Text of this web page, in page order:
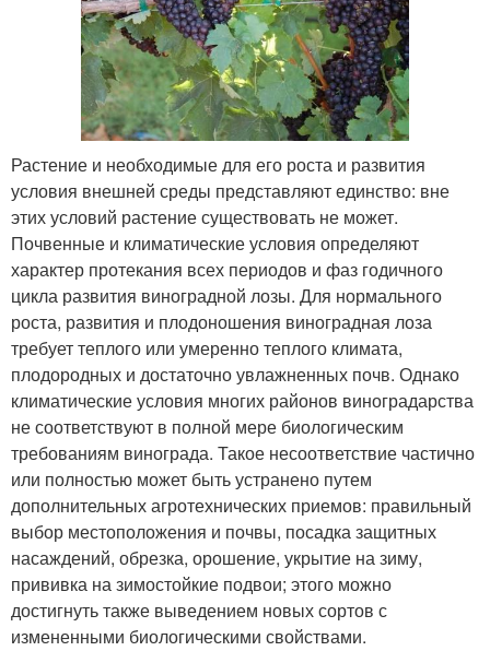
Растение и необходимые для его роста и развития
условия внешней среды представляют единство: вне
этих условий растение существовать не может.
Почвенные и климатические условия определяют
характер протекания всех периодов и фаз годичного
цикла развития ви­ноградной лозы. Для нормального
роста, развития и плодоно­шения виноградная лоза
требует теплого или умеренно теплого климата,
плодородных и достаточно увлажненных почв. Однако
климатические условия многих районов виноградарства
не соот­ветствуют в полной мере биологическим
требованиям винограда. Такое несоответствие частично
или полностью может быть устра­нено путем
дополнительных агротехнических приемов: правиль­ный
выбор местоположения и почвы, посадка защитных
насажде­ний, обрезка, орошение, укрытие на зиму,
прививка на зимостой­кие подвои; этого можно
достигнуть также выведением новых сортов с
измененными биологическими свойствами.